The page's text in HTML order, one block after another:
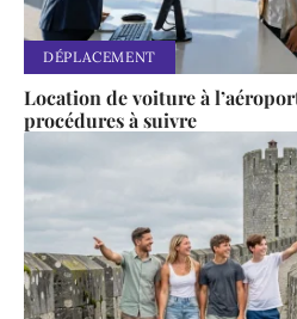
DÉPLACEMENT
Location de voiture à
procédures à suivre